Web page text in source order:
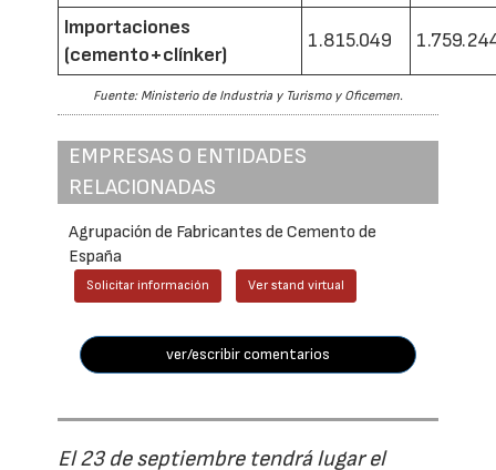
Importaciones
(cemento+clínker)
1.815.049
Fuente: Ministerio de Industria y Turismo y Oficemen.
EMPRESAS O ENTIDADES
RELACIONADAS
Agrupación de Fabricantes de Cemento de
España
Solicitar información Ver stand virtual
ver/escribir comentarios
El 23 de septiembre tendrá lugar el